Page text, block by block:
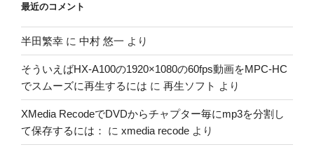
最近のコメント
半田繁幸 に 中村 悠一 より
そういえばHX-A100の1920×1080の60fps動画をMPC-HC
でスムーズに再生するには に 再生ソフト より
XMedia RecodeでDVDからチャプター毎にmp3を分割し
て保存するには：
に xmedia recode より